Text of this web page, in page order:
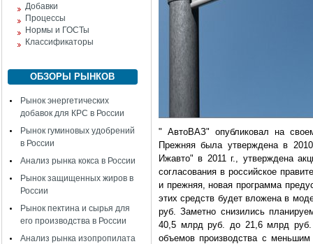
Добавки
Процессы
Нормы и ГОСТы
Классификаторы
ОБЗОРЫ РЫНКОВ
Рынок энергетических
добавок для КРС в России
Рынок гуминовых удобрений
в России
Анализ рынка кокса в России
Рынок защищенных жиров в
России
Рынок пектина и сырья для
его производства в России
Анализ рынка изопропилата
" АвтоВАЗ" опубликовал на
Прежняя была утверждена в
Ижавто" в 2011 г., утверждена
согласования в российское
и прежняя, новая программа
этих средств будет вложена в
руб. Заметно снизились
40,5 млрд руб. до 21,6 млрд руб.
объемов производства с меньшим